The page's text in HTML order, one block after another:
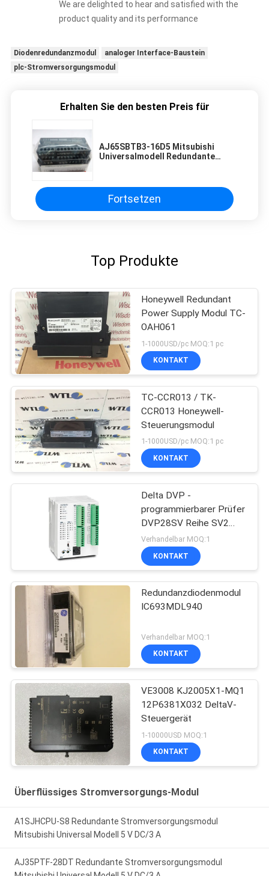
We are delighted to hear and satisfied with the
product quality and its performance
Diodenredundanzmodul
analoger Interface-Baustein
plc-Stromversorgungsmodul
Erhalten Sie den besten Preis für
AJ65SBTB3-16D5 Mitsubishi
Universalmodell Redundante
Fortsetzen
Top Produkte
Honeywell Redundant
Power Supply Modul TC-
OAH061
1-1000USD/pc MOQ:1 pc
KONTAKT
TC-CCR013 / TK-
CCR013 Honeywell-
Steuerungsmodul
1-1000USD/pc MOQ:1 pc
KONTAKT
Delta DVP -
programmierbarer Prüfer
DVP28SV Reihe SV2
PLC Logik-Prüfer
Verhandelbar MOQ:1
KONTAKT
Redundanzdiodenmodul
IC693MDL940
Verhandelbar MOQ:1
KONTAKT
VE3008 KJ2005X1-MQ1
12P6381X032 DeltaV-
Steuergerät
1-10000USD MOQ:1
KONTAKT
Überflüssiges Stromversorgungs-Modul
A1SJHCPU-S8 Redundante Stromversorgungsmodul
Mitsubishi Universal Modell 5 V DC/3 A
AJ35PTF-28DT Redundante Stromversorgungsmodul